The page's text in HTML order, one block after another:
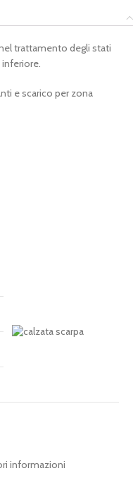
trattamento degli stati
e scarico per zona
informazioni